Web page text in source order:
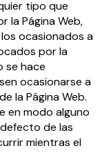
tipo que
la Página Web,
ocasionados a
por la
se hace
ocasionarse a
la Página Web.
en modo alguno
de las
mientras el